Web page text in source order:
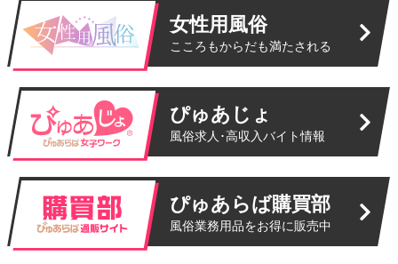
女性用風俗
こころもからだも満たされる
ぴゅあじょ
風俗求人･高収入バイト情報
ぴゅあらば購買部
風俗業務用品をお得に販売中